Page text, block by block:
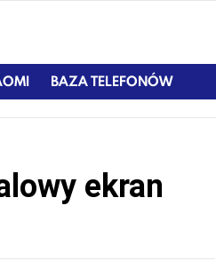
BAZA TELEFONÓW
ekran